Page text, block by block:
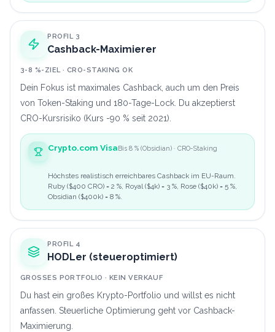
PROFIL 3
Cashback-Maximierer
3-8 %-ZIEL · CRO-STAKING OK
Dein Fokus ist maximales Cashback, auch um den Preis
von Token-Staking und 180-Tage-Lock. Du akzeptierst
CRO-Kursrisiko (Kurs -90 % seit 2021).
Crypto.com Visa Bis 8 % (Obsidian) · CRO-Staking
Höchstes realistisch erreichbares Cashback im EU-Raum.
Ruby ($400 CRO) = 2 %, Royal ($4k) = 3 %, Rose ($40k) = 5 %,
Obsidian ($400k) = 8 %.
PROFIL 4
HODLer (steueroptimiert)
GROSSES PORTFOLIO · KEIN VERKAUF
Du hast ein großes Krypto-Portfolio und willst es nicht
anfassen. Steuerliche Optimierung geht vor Cashback-
Maximierung.